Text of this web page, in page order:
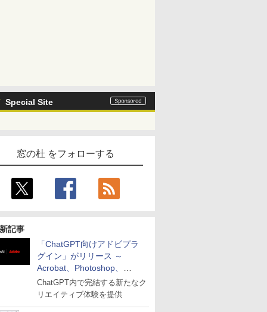
Special Site
窓の杜 をフォローする
記事
「ChatGPT向けアドビプラ
グイン」がリリース ～
Acrobat、Photoshop、
Premiereなどの機能を1つの
プラグインに統合
ChatGPT内で完結する新たなク
リエイティブ体験を提供